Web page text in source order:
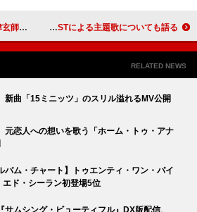
＜9/22訂正＞ SKY-HI×アニメ『ワンダンス』原作者・珈琲が対談、BE:FIRSTによる主題歌についても語る
RELATED NEWS
新曲「15ミニッツ」のスリル溢れるMV公開
元恋人への想いを歌う「ホーム・トゥ・アナ
バム・チャート】トゥエンティ・ワン・パイ
エド・シーラン初登場5位
サムシング・ビューティフル』DX版配信、